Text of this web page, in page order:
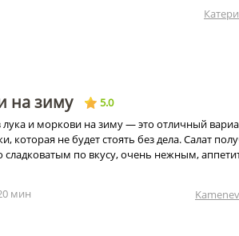
на зиму
5.0
лука и моркови на зиму — это отличный
которая не будет стоять без дела. Салат
сладковатым по вкусу, очень нежным,
мин